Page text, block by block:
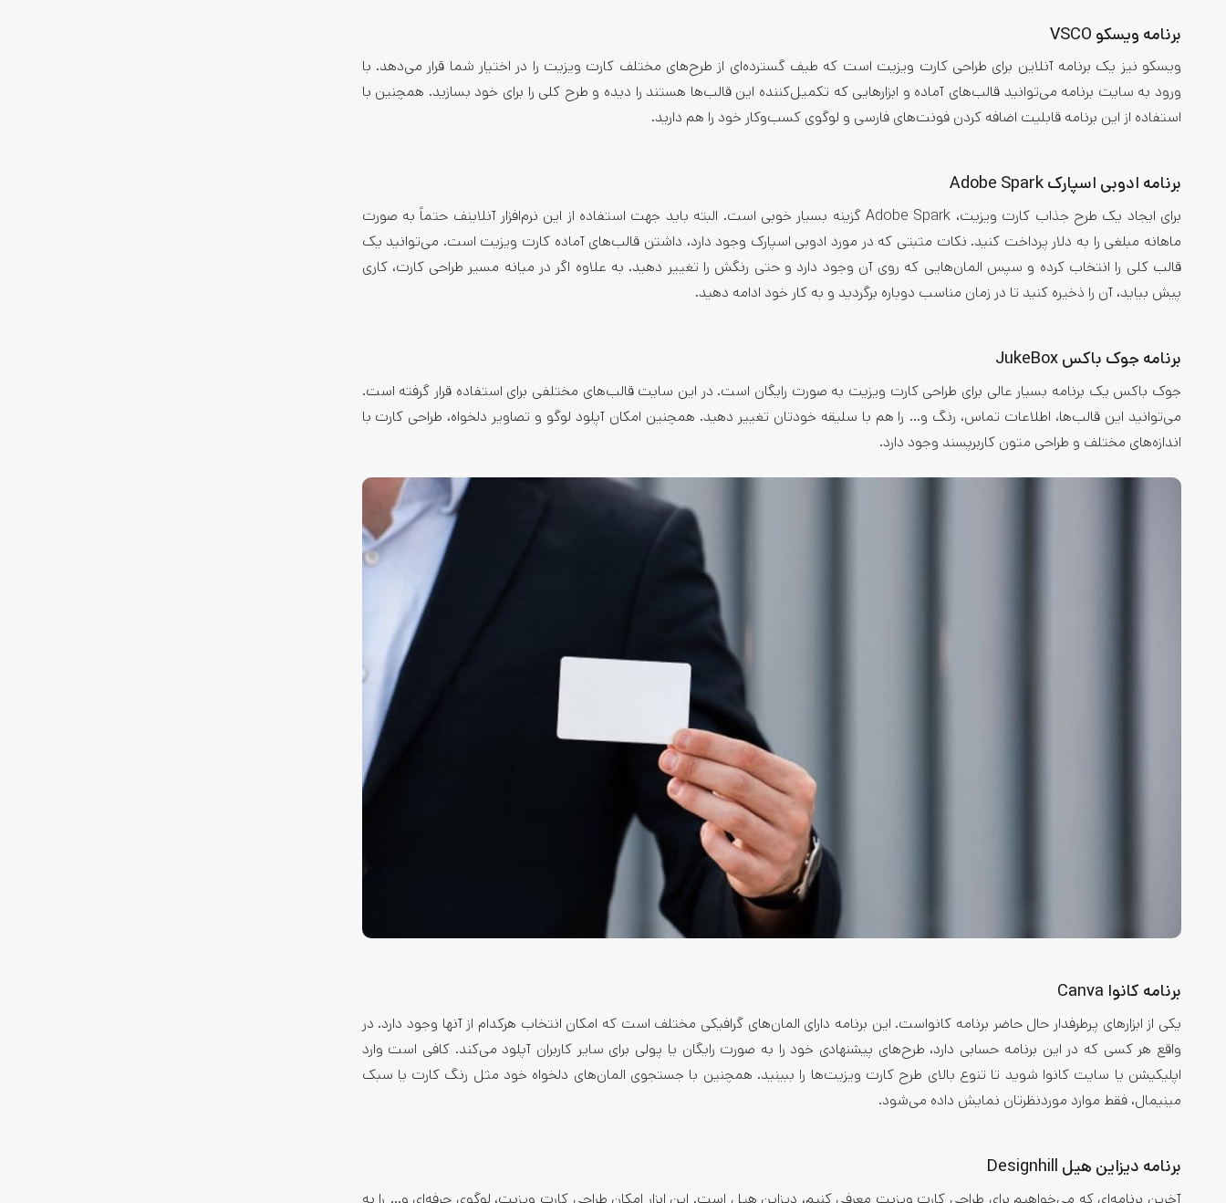
برنامه ویسکو VSCO
ویسکو نیز یک برنامه آنلاین برای طراحی کارت ویزیت است که طیف گسترده‌ای از طرح‌های مختلف کارت ویزیت را در اختیار شما قرار می‌دهد. با
ورود به سایت برنامه می‌توانید قالب‌های آماده و ابزارهایی که تکمیل‌کننده این قالب‌ها هستند را دیده و طرح کلی را برای خود بسازید. همچنین با
استفاده از این برنامه قابلیت اضافه کردن فونت‌های فارسی و لوگوی کسب‌وکار خود را هم دارید.
برنامه ادوبی اسپارک Adobe Spark
برای ایجاد یک طرح جذاب کارت ویزیت، Adobe Spark گزینه بسیار خوبی است. البته باید جهت استفاده از این نرم‌افزار آنلاینف حتماً به صورت
ماهانه مبلغی را به دلار پرداخت کنید. نکات مثبتی که در مورد ادوبی اسپارک وجود دارد، داشتن قالب‌های آماده کارت ویزیت است. می‌توانید یک
قالب کلی را انتخاب کرده و سپس المان‌هایی که روی آن وجود دارد و حتی رنگش را تغییر دهید. به علاوه اگر در میانه مسیر طراحی کارت، کاری
پیش بیاید، آن را ذخیره کنید تا در زمان مناسب دوباره برگردید و به کار خود ادامه دهید.
برنامه جوک باکس JukeBox
جوک باکس یک برنامه بسیار عالی برای طراحی کارت ویزیت به صورت رایگان است. در این سایت قالب‌های مختلفی برای استفاده قرار گرفته است.
می‌توانید این قالب‌ها، اطلاعات تماس، رنگ و… را هم با سلیقه خودتان تغییر دهید. همچنین امکان آپلود لوگو و تصاویر دلخواه، طراحی کارت با
اندازه‌های مختلف و طراحی متون کاربرپسند وجود دارد.
برنامه کانوا Canva
یکی از ابزارهای پرطرفدار حال حاضر برنامه کانواست. این برنامه دارای المان‌های گرافیکی مختلف است که امکان انتخاب هرکدام از آنها وجود دارد. در
واقع هر کسی که در این برنامه حسابی دارد، طرح‌های پیشنهادی خود را به صورت رایگان یا پولی برای سایر کاربران آپلود می‌کند. کافی است وارد
اپلیکیشن یا سایت کانوا شوید تا تنوع بالای طرح کارت ویزیت‌ها را ببینید. همچنین با جستجوی المان‌های دلخواه خود مثل رنگ کارت یا سبک
مینیمال، فقط موارد موردنظرتان نمایش داده می‌شود.
برنامه دیزاین هیل Designhill
آخرین برنامه‌ای که می‌خواهیم برای طراحی کارت ویزیت معرفی کنیم، دیزاین هیل است. این ابزار امکان طراحی کارت ویزیت، لوگوی حرفه‌ای و… را به